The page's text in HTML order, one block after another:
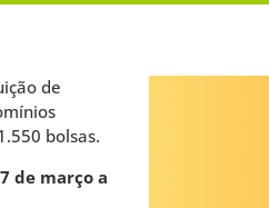
de
bolsas.
de março a